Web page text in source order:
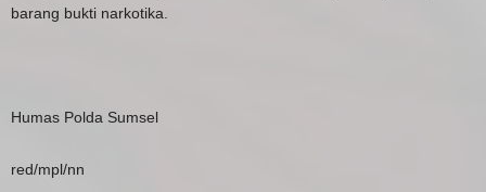
barang bukti narkotika.
Humas Polda Sumsel
red/mpl/nn